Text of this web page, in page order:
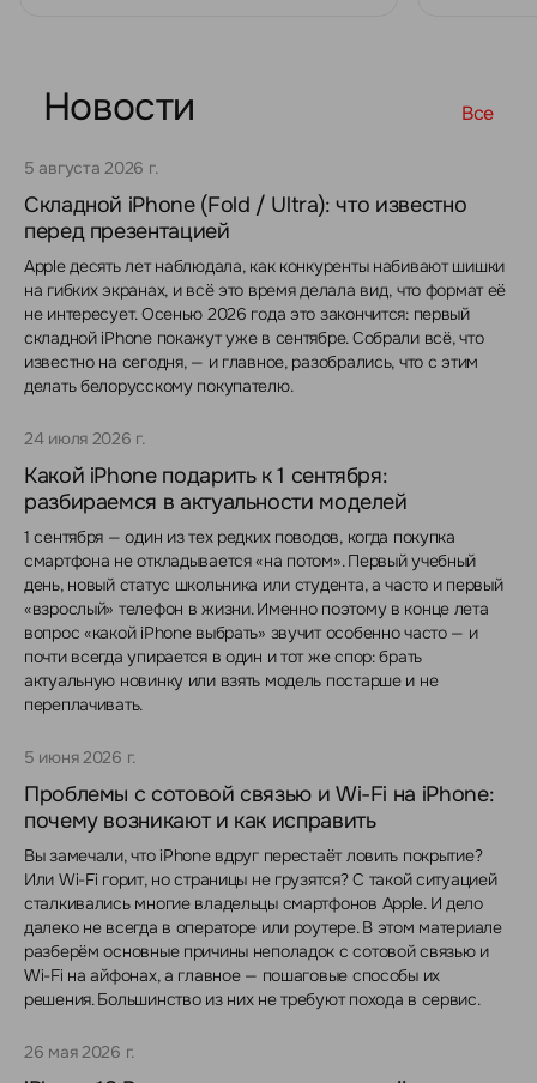
Новости Все
5 августа 2026 г.
Складной iPhone (Fold / Ultra): что известно
перед презентацией
Apple десять лет наблюдала, как конкуренты набивают шишки
на гибких экранах, и всё это время делала вид, что формат её
не интересует. Осенью 2026 года это закончится: первый
складной iPhone покажут уже в сентябре. Собрали всё, что
известно на сегодня, — и главное, разобрались, что с этим
делать белорусскому покупателю.
24 июля 2026 г.
Какой iPhone подарить к 1 сентября:
разбираемся в актуальности моделей
1 сентября — один из тех редких поводов, когда покупка
смартфона не откладывается «на потом». Первый учебный
день, новый статус школьника или студента, а часто и первый
«взрослый» телефон в жизни. Именно поэтому в конце лета
вопрос «какой iPhone выбрать» звучит особенно часто — и
почти всегда упирается в один и тот же спор: брать
актуальную новинку или взять модель постарше и не
переплачивать.
5 июня 2026 г.
Проблемы с сотовой связью и Wi-Fi на iPhone:
почему возникают и как исправить
Вы замечали, что iPhone вдруг перестаёт ловить покрытие?
Или Wi-Fi горит, но страницы не грузятся? С такой ситуацией
сталкивались многие владельцы смартфонов Apple. И дело
далеко не всегда в операторе или роутере. В этом материале
разберём основные причины неполадок с сотовой связью и
Wi-Fi на айфонах, а главное — пошаговые способы их
решения. Большинство из них не требуют похода в сервис.
26 мая 2026 г.